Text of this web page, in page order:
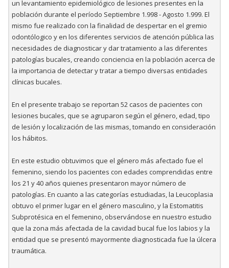
un levantamiento epidemiológico de lesiones presentes en la
población durante el período Septiembre 1.998 - Agosto 1.999. El
mismo fue realizado con la finalidad de despertar en el gremio
odontólogico y en los diferentes servicios de atención pública las
necesidades de diagnosticar y dar tratamiento a las diferentes
patologías bucales, creando conciencia en la población acerca de
la importancia de detectar y tratar a tiempo diversas entidades
clínicas bucales.
En el presente trabajo se reportan 52 casos de pacientes con
lesiones bucales, que se agruparon según el género, edad, tipo
de lesión y localización de las mismas, tomando en consideración
los hábitos.
En este estudio obtuvimos que el género más afectado fue el
femenino, siendo los pacientes con edades comprendidas entre
los 21 y 40 años quienes presentaron mayor número de
patologías. En cuanto a las categorías estudiadas, la Leucoplasia
obtuvo el primer lugar en el género masculino, y la Estomatitis
Subprotésica en el femenino, observándose en nuestro estudio
que la zona más afectada de la cavidad bucal fue los labios y la
entidad que se presentó mayormente diagnosticada fue la úlcera
traumática.